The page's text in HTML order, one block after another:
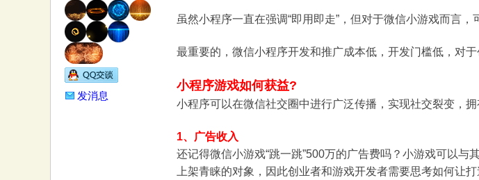
发消息
虽然小程序一直在强调“即用即走”，但对于微信小游戏而言
最重要的，微信小程序开发和推广成本低，开发门槛低，对
小程序游戏如何获益?
小程序可以在微信社交圈中进行广泛传播，实现社交裂变，
1、广告收入
还记得微信小游戏“跳一跳”500万的广告费吗？小游戏可以
上架青睐的对象，因此创业者和游戏开发者需要思考如何让